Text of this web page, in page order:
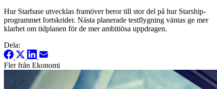
Hur Starbase utvecklas framöver beror till stor del på hur Starship-
programmet fortskrider. Nästa planerade testflygning väntas ge mer
klarhet om tidplanen för de mer ambitiösa uppdragen.
Dela:
Fler från Ekonomi